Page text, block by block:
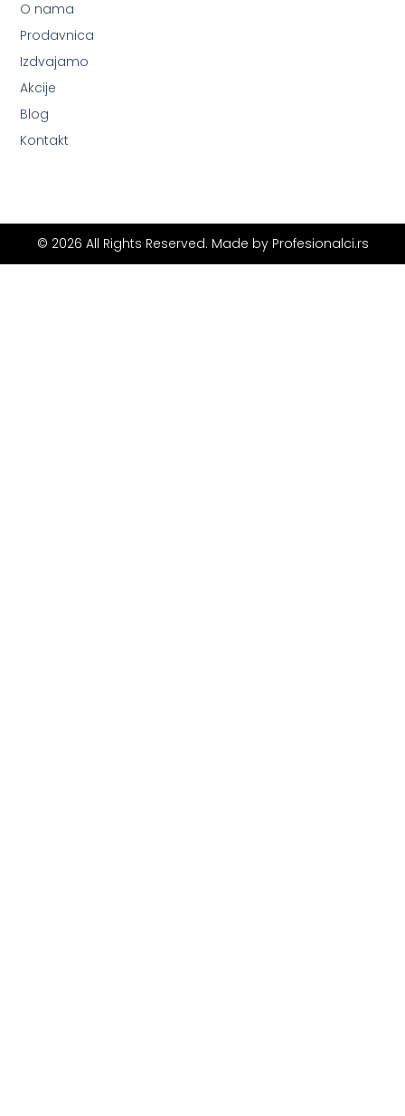
O nama
Prodavnica
Izdvajamo
Akcije
Blog
Kontakt
© 2026 All Rights Reserved. Made by Profesionalci.rs